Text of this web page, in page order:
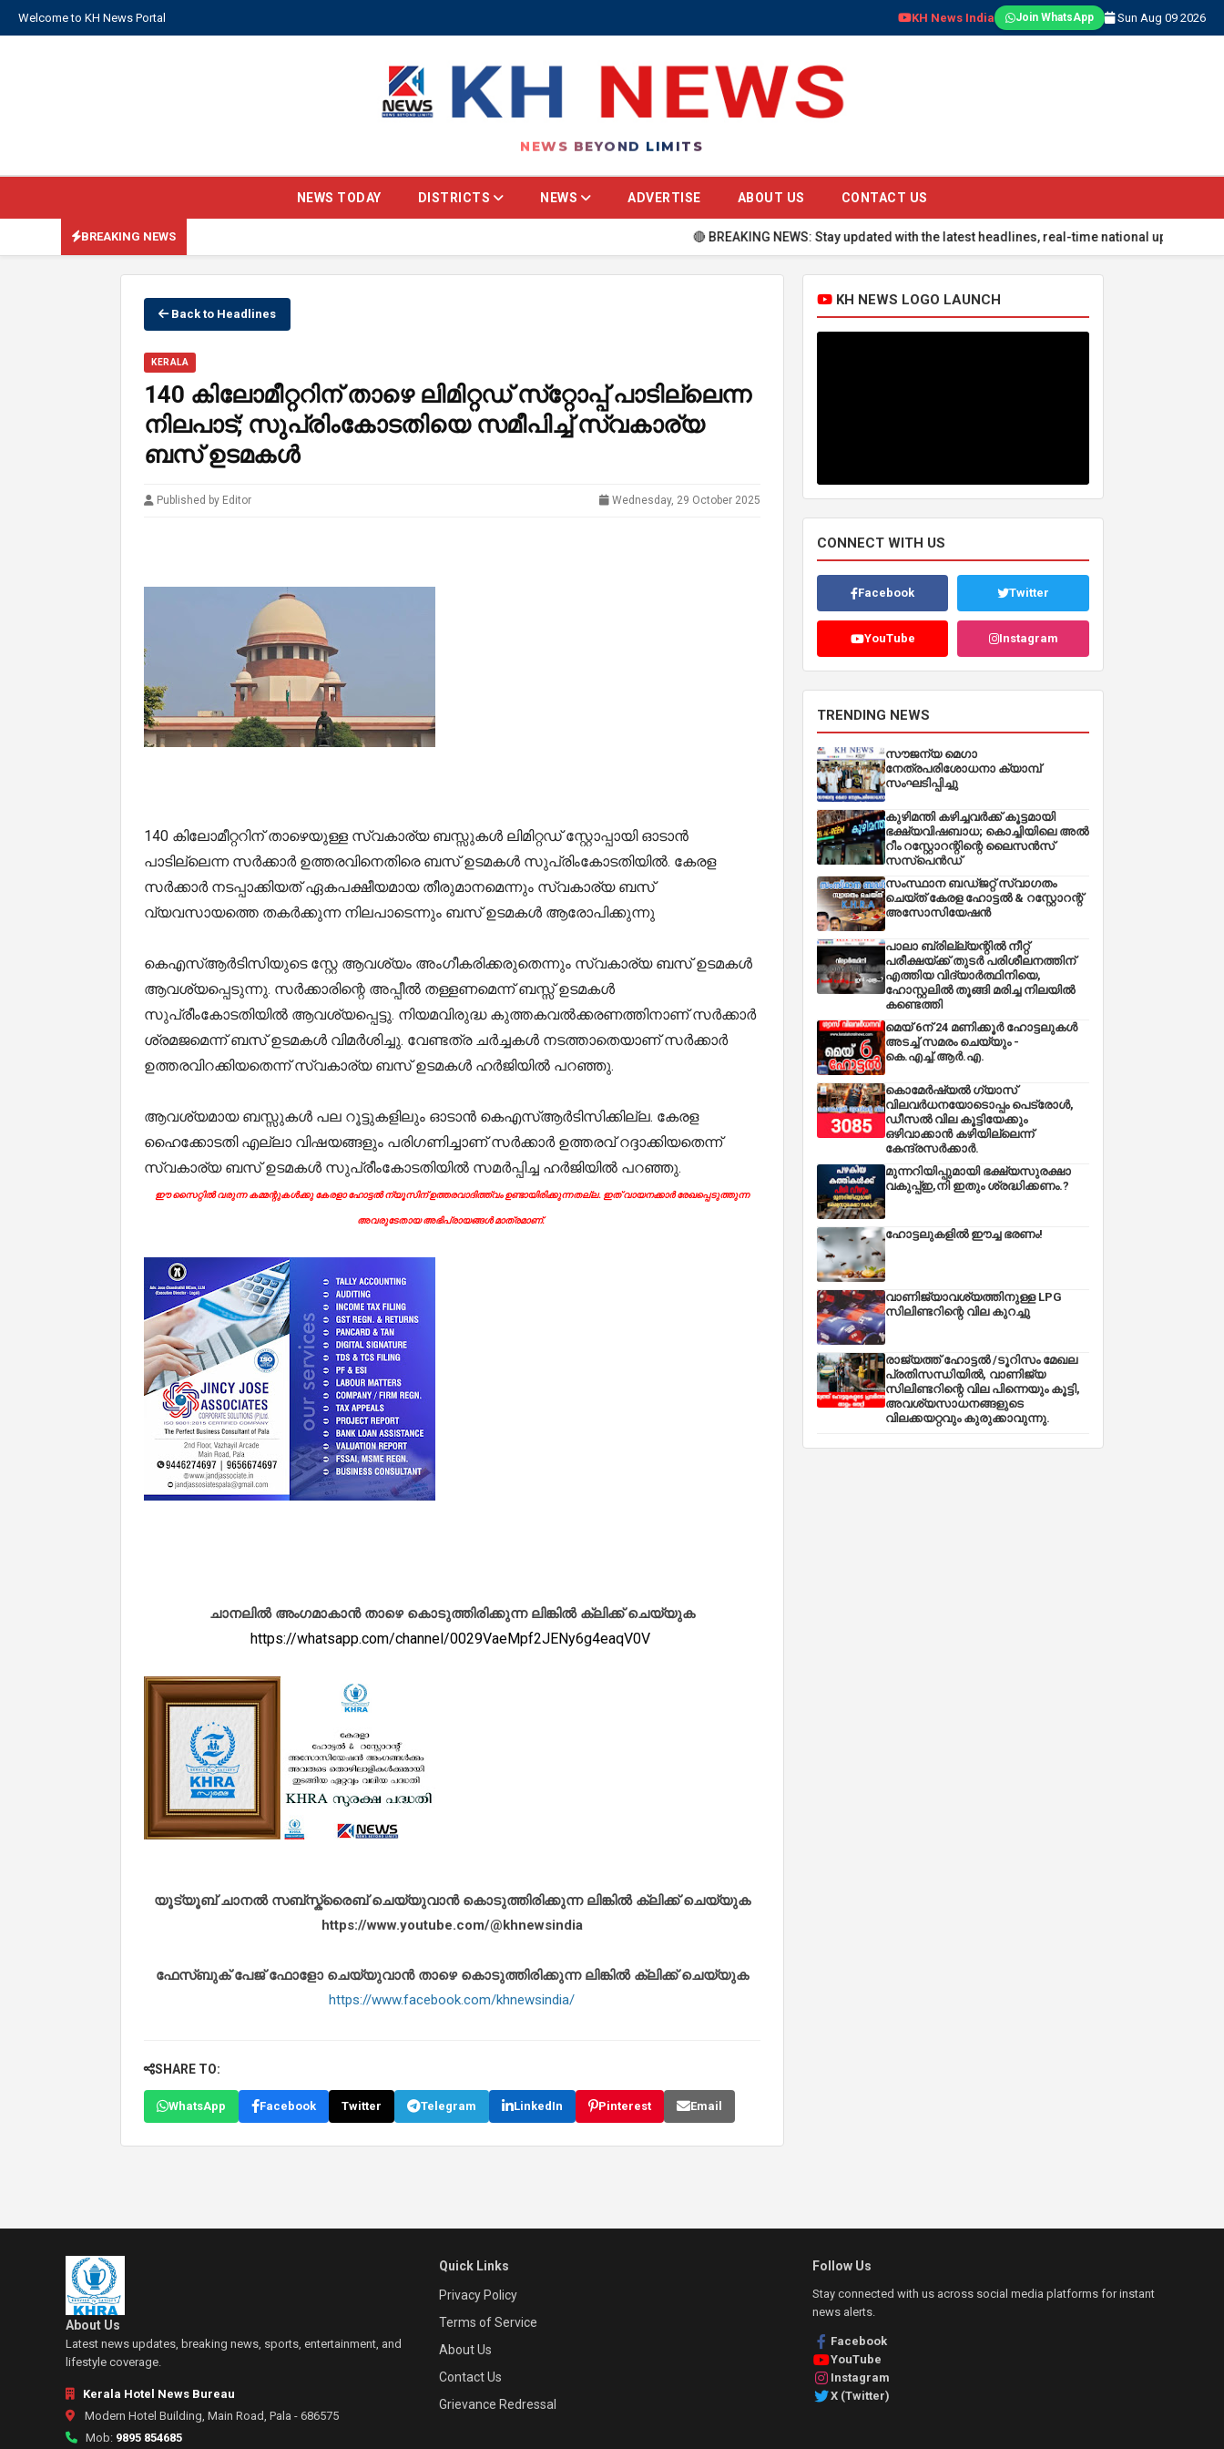
Welcome to KH News Portal KH News India Join WhatsApp Sun Aug 09 2026
NEWS BEYOND LIMITS
NEWS TODAY DISTRICTS NEWS ADVERTISE ABOUT US CONTACT US
BREAKING NEWS 🔴 BREAKING NEWS: Stay updated with the latest headlines, real-time national updates,
Back to Headlines
KERALA
140 കിലോമീറ്ററിന് താഴെ ലിമിറ്റഡ് സ്‌റ്റോപ്പ് പാടില്ലെന്ന
നിലപാട്; സുപ്രിംകോടതിയെ സമീപിച്ച് സ്വകാര്യ
ബസ് ഉടമകൾ
Published by Editor Wednesday, 29 October 2025
140 കിലോമീറ്ററിന് താഴെയുള്ള സ്വകാര്യ ബസ്സുകൾ ലിമിറ്റഡ് സ്റ്റോപ്പായി ഓടാൻ
പാടില്ലെന്ന സർക്കാർ ഉത്തരവിനെതിരെ ബസ് ഉടമകൾ സുപ്രിംകോടതിയിൽ. കേരള
സർക്കാർ നടപ്പാക്കിയത് ഏകപക്ഷീയമായ തീരുമാനമെന്നും സ്വകാര്യ ബസ്
വ്യവസായത്തെ തകർക്കുന്ന നിലപാടെന്നും ബസ് ഉടമകൾ ആരോപിക്കുന്നു
കെഎസ്ആർടിസിയുടെ സ്റ്റേ ആവശ്യം അംഗീകരിക്കരുതെന്നും സ്വകാര്യ ബസ് ഉടമകൾ
ആവശ്യപ്പെടുന്നു. സർക്കാരിന്റെ അപ്പീൽ തള്ളണമെന്ന് ബസ്സ് ഉടമകൾ
സുപ്രീംകോടതിയിൽ ആവശ്യപ്പെട്ടു. നിയമവിരുദ്ധ കുത്തകവൽക്കരണത്തിനാണ് സർക്കാർ
ശ്രമജമെന്ന് ബസ് ഉടമകൾ വിമർശിച്ചു. വേണ്ടത്ര ചർച്ചകൾ നടത്താതെയാണ് സർക്കാർ
ഉത്തരവിറക്കിയതെന്ന് സ്വകാര്യ ബസ് ഉടമകൾ ഹർജിയിൽ പറഞ്ഞു.
ആവശ്യമായ ബസ്സുകൾ പല റൂട്ടുകളിലും ഓടാൻ കെഎസ്ആർടിസിക്കില്ല. കേരള
ഹൈക്കോടതി എല്ലാ വിഷയങ്ങളും പരിഗണിച്ചാണ് സർക്കാർ ഉത്തരവ് റദ്ദാക്കിയതെന്ന്
സ്വകാര്യ ബസ് ഉടമകൾ സുപ്രീംകോടതിയിൽ സമർപ്പിച്ച ഹർജിയിൽ പറഞ്ഞു.
ഈ സൈറ്റിൽ വരുന്ന കമ്മന്റുകൾക്കു കേരളാ ഹോട്ടൽ ന്യൂസിന് ഉത്തരവാദിത്ത്വം ഉണ്ടായിരിക്കുന്നതല്ല. ഇത് വായനക്കാർ രേഖപ്പെടുത്തുന്ന
അവരുടേതായ അഭിപ്രായങ്ങൾ മാത്രമാണ്.
ചാനലിൽ അംഗമാകാൻ താഴെ കൊടുത്തിരിക്കുന്ന ലിങ്കിൽ ക്ലിക്ക് ചെയ്യുക
https://whatsapp.com/channel/0029VaeMpf2JENy6g4eaqV0V
യൂട്യൂബ് ചാനൽ സബ്സ്ക്രൈബ് ചെയ്യുവാൻ കൊടുത്തിരിക്കുന്ന ലിങ്കിൽ ക്ലിക്ക് ചെയ്യുക
https://www.youtube.com/@khnewsindia
ഫേസ്ബുക് പേജ് ഫോളോ ചെയ്യുവാൻ താഴെ കൊടുത്തിരിക്കുന്ന ലിങ്കിൽ ക്ലിക്ക് ചെയ്യുക
https://www.facebook.com/khnewsindia/
SHARE TO:
WhatsApp Facebook Twitter Telegram LinkedIn Pinterest Email
KH NEWS LOGO LAUNCH
CONNECT WITH US
Facebook Twitter
YouTube Instagram
TRENDING NEWS
സൗജന്യ മെഗാ
നേത്രപരിശോധനാ ക്യാമ്പ്
സംഘടിപ്പിച്ചു
കുഴിമന്തി കഴിച്ചവർക്ക് കൂട്ടമായി
ഭക്ഷ്യവിഷബാധ; കൊച്ചിയിലെ അൽ
റീം റസ്റ്റോറന്റിന്റെ ലൈസൻസ്
സസ്പെൻഡ്
സംസ്ഥാന ബഡ്‌ജറ്റ് സ്വാഗതം
ചെയ്ത് കേരള ഹോട്ടൽ & റസ്റ്റോറന്റ്
അസോസിയേഷൻ
പാലാ ബ്രില്ല്യന്റിൽ നീറ്റ്
പരീക്ഷയ്ക്ക് തുടർ പരിശീലനത്തിന്
എത്തിയ വിദ്യാർത്ഥിനിയെ,
ഹോസ്റ്റലിൽ തൂങ്ങി മരിച്ച നിലയിൽ
കണ്ടെത്തി
മെയ് 6ന് 24 മണിക്കൂർ ഹോട്ടലുകൾ
അടച്ച് സമരം ചെയ്യും -
കെ.എച്ച്.ആർ.എ.
കൊമേർഷ്യൽ ഗ്യാസ്
വിലവർധനയോടൊപ്പം പെട്രോൾ,
ഡീസല്‍ വില കൂട്ടിയേക്കും
ഒഴിവാക്കാന്‍ കഴിയില്ലെന്ന്
കേന്ദ്രസര്‍ക്കാര്‍.
മുന്നറിയിപ്പുമായി ഭക്ഷ്യസുരക്ഷാ
വകുപ്പ്ഇ,നി ഇതും ശ്രദ്ധിക്കണം.?
ഹോട്ടലുകളിൽ ഈച്ച ഭരണം!
വാണിജ്യാവശ്യത്തിനുള്ള LPG
സിലിണ്ടറിന്റെ വില കുറച്ചു
രാജ്യത്ത് ഹോട്ടൽ /ടൂറിസം മേഖല
പ്രതിസന്ധിയിൽ, വാണിജ്യ
സിലിണ്ടറിന്റെ വില പിന്നെയും കൂട്ടി,
അവശ്യസാധനങ്ങളുടെ
വിലക്കയറ്റവും കുരുക്കാവുന്നു.
About Us
Latest news updates, breaking news, sports, entertainment, and
lifestyle coverage.
Kerala Hotel News Bureau
Modern Hotel Building, Main Road, Pala - 686575
Mob: 9895 854685
Quick Links
Privacy Policy
Terms of Service
About Us
Contact Us
Grievance Redressal
Follow Us
Stay connected with us across social media platforms for instant
news alerts.
Facebook
YouTube
Instagram
X (Twitter)